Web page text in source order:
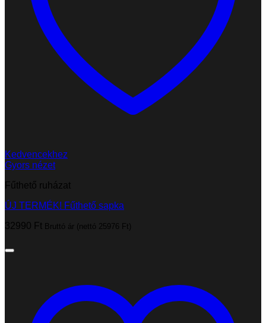
Kedvencekhez
Gyors nézet
Fűthető ruházat
ÚJ TERMÉK! Fűthető sapka
32990 Ft Bruttó ár (nettó 25976 Ft )